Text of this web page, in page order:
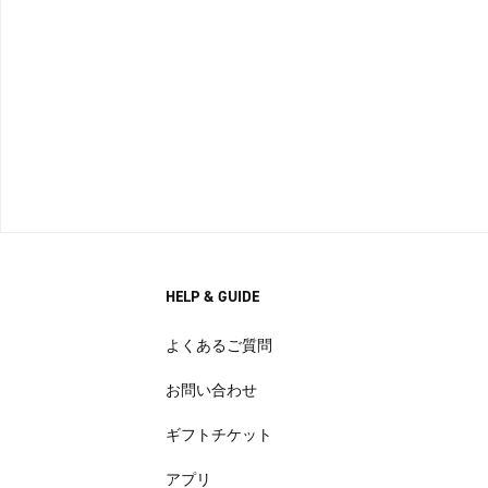
HELP & GUIDE
よくあるご質問
お問い合わせ
ギフトチケット
アプリ